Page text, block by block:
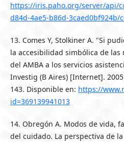
https://iris.paho.org/server/api/
d84d-4ae5-b86d-3caed0bf924b/
13. Comes Y, Stolkiner A. "Si
la accesibilidad simbólica de
del AMBA a los servicios
Investig (B Aires) [Internet].
143. Disponible en: https://
id=369139941013
14. Obregón A. Modos de vida,
del cuidado. La perspectiva de